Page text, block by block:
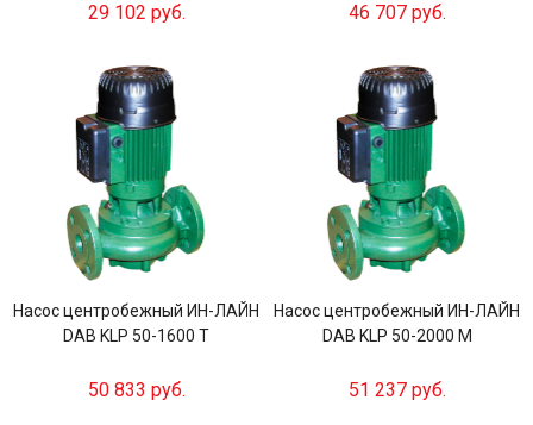
29 102 руб. 46 707 руб.
Насос центробежный ИН-ЛАЙН
DAB KLP 50-1600 T
50 833 руб.
Насос центробежный ИН-ЛАЙН
DAB KLP 50-2000 M
51 237 руб.